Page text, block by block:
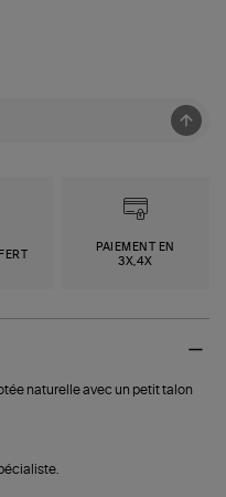
PAIEMENT EN
3X,4X
naturelle avec un petit talon